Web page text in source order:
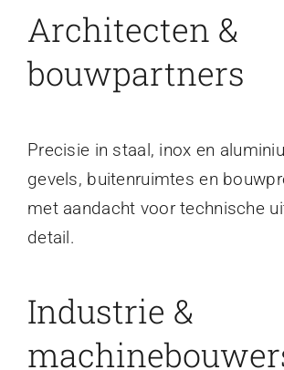
Architecten &
bouwpartners
Precisie in staal, inox en
gevels, buitenruimtes en
met aandacht voor technische
detail.
Industrie &